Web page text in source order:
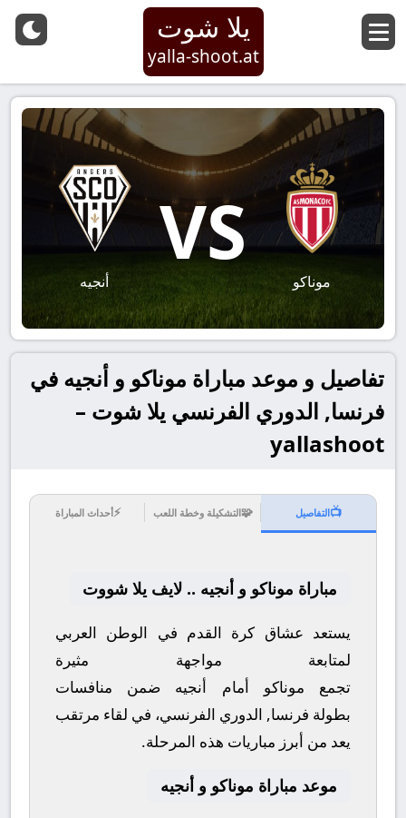
يلا شوت
yalla-shoot.at
موناكو
VS
أنجيه
تفاصيل و موعد مباراة موناكو و أنجيه في
فرنسا, الدوري الفرنسي يلا شوت –
yallashoot
📺التفاصيل 🧩التشكيلة وخطة اللعب ⚡أحداث المباراة
مباراة موناكو و أنجيه .. لايف يلا شووت
يستعد عشاق كرة القدم في الوطن العربي
لمتابعة مواجهة مثيرة
تجمع موناكو أمام أنجيه ضمن منافسات
بطولة فرنسا, الدوري الفرنسي، في لقاء مرتقب
يعد من أبرز مباريات هذه المرحلة.
موعد مباراة موناكو و أنجيه